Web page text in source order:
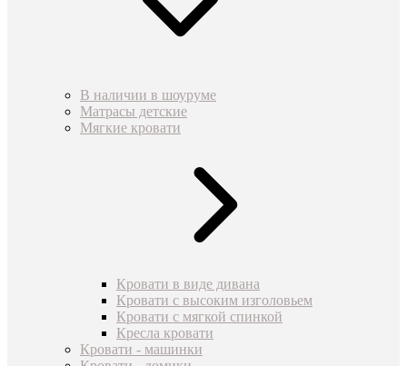
В наличии в шоуруме
Матрасы детские
Мягкие кровати
Кровати в виде дивана
Кровати с высоким изголовьем
Кровати с мягкой спинкой
Кресла кровати
Кровати - машинки